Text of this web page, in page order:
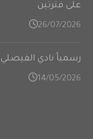
على فترتين
26/07/2026
رسمياً نادي
14/05/2026